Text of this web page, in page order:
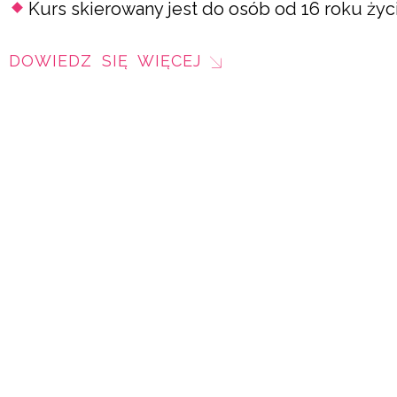
Kurs skierowany jest do osób od 16 roku
DOWIEDZ SIĘ WIĘCEJ